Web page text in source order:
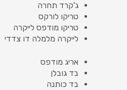
ג'קרד תחרה
טריקו לורקס
טריקו מודפס לייקרה
לייקרה מלמלה דו צדדי
אריג מודפס
בד גובלן
בד כותנה